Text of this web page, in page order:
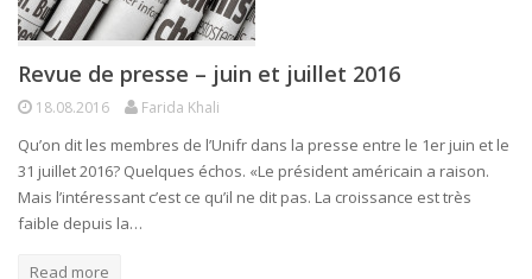
Revue de presse – juin et juillet 2016
18.08.2016 Farida Khali
Qu’on dit les membres de l’Unifr dans la presse entre le 1er juin et le
31 juillet 2016? Quelques échos. «Le président américain a raison.
Mais l’intéressant c’est ce qu’il ne dit pas. La croissance est très
faible depuis la…
Read more